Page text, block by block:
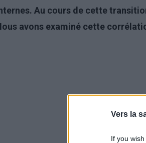
Vers la
If you
Au cours de cette
avons examiné cette